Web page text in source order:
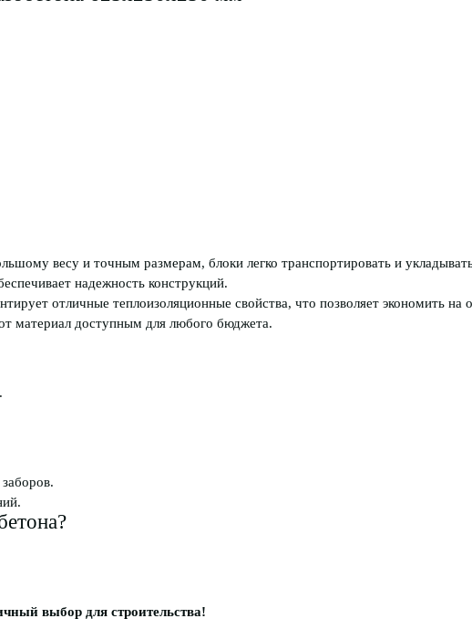
весу и точным размерам, блоки легко транспортировать и
надежность конструкций.
отличные теплоизоляционные свойства, что позволяет экономить на
материал доступным для любого бюджета.
выбор для строительства!